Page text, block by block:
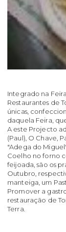
Integrado na
Restaurantes de
únicas,
daquela Feira,
A este Projecto
(Paul), O Chave,
"Adega do
Coelho no forno
feijoada, são os
Outubro,
manteiga, um
Promover a
restauração de
Terra.